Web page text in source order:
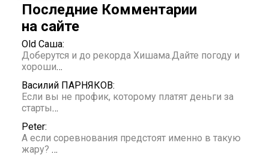
Последние Комментарии
на сайте
Old Саша:
Доберутся и до рекорда Хишама.Дайте погоду и
хороши…
Василий ПАРНЯКОВ:
Если вы не профик, которому платят деньги за
старты…
Peter:
А если соревнования предстоят именно в такую
жару? …